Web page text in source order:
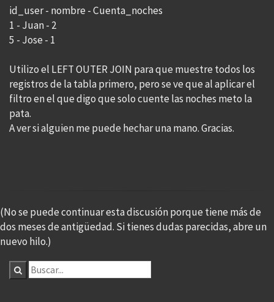
id_user - nombre - Cuenta_noches
1 - Juan - 2
5 - Jose - 1
Utilizo el LEFT OUTER JOIN para que muestre todos los
registros de la tabla primero, pero se ve que al aplicar el
filtro en el que digo que solo cuente las noches meto la
pata.
A ver si alguien me puede hechar una mano. Gracias.
(No se puede continuar esta discusión porque tiene más de
dos meses de antigüedad. Si tienes dudas parecidas, abre un
nuevo hilo.)